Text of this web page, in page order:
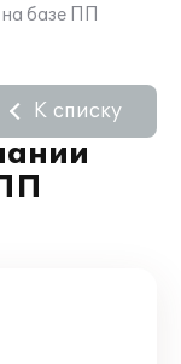
базе ПП
К списку